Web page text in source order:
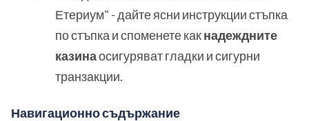
Етериум" - дайте ясни инструкции стъпка
по стъпка и споменете какнадеждните
казинаосигуряват гладки и сигурни
транзакции.
Навигационно съдържание